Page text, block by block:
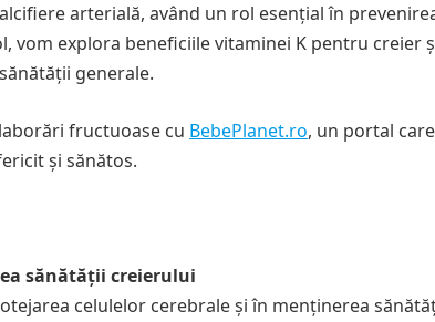
arterială, având un rol esențial în
vom explora beneficiile vitaminei K pentru creier
generale.
fructuoase cu BebePlanet.ro, un portal
și sănătos.
sănătății creierului
celulelor cerebrale și în menținerea